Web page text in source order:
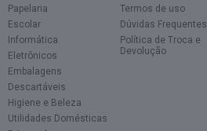
Papelaria
Escolar
Informática
Eletrônicos
Embalagens
Descartáveis
Higiene e Beleza
Utilidades Domésticas
Termos de uso
Dúvidas Frequentes
Política de Troca e
Devolução